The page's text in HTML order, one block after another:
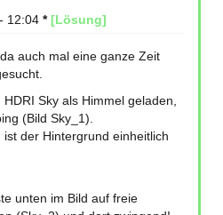
12:04 * [Lösung]
auch mal eine ganze Zeit
Sky als Himmel geladen,
(Bild Sky_1).
ist der Hintergrund einheitlich
unten im Bild auf freie